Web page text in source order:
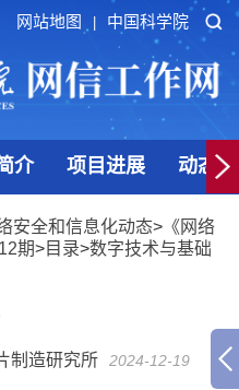
网站地图 中国科学院
介 项目进展 动态
安全和信息化动态> 《网络
期>目录>数字技术与基础
制造研究所 2024-12-19